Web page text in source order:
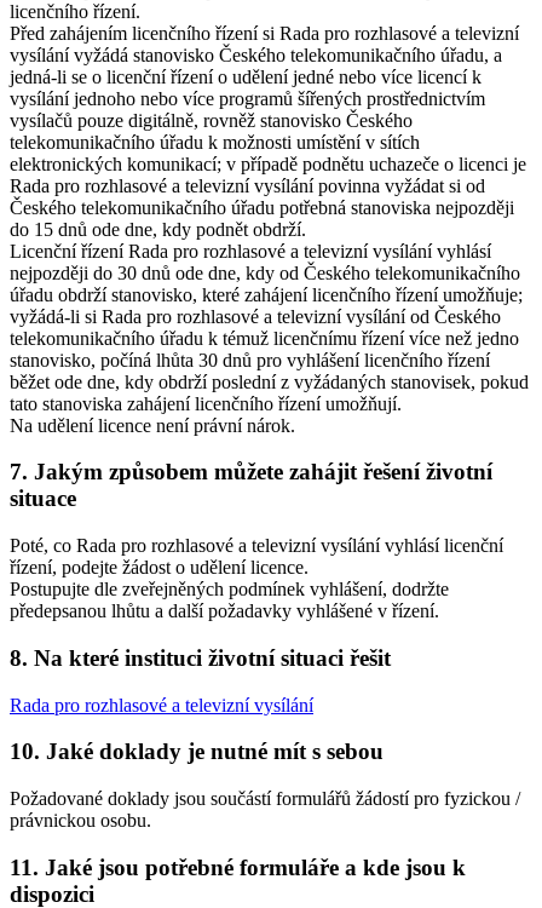
licenčního řízení.
Před zahájením licenčního řízení si Rada pro rozhlasové a televizní
vysílání vyžádá stanovisko Českého telekomunikačního úřadu, a
jedná-li se o licenční řízení o udělení jedné nebo více licencí k
vysílání jednoho nebo více programů šířených prostřednictvím
vysílačů pouze digitálně, rovněž stanovisko Českého
telekomunikačního úřadu k možnosti umístění v sítích
elektronických komunikací; v případě podnětu uchazeče o licenci je
Rada pro rozhlasové a televizní vysílání povinna vyžádat si od
Českého telekomunikačního úřadu potřebná stanoviska nejpozději
do 15 dnů ode dne, kdy podnět obdrží.
Licenční řízení Rada pro rozhlasové a televizní vysílání vyhlásí
nejpozději do 30 dnů ode dne, kdy od Českého telekomunikačního
úřadu obdrží stanovisko, které zahájení licenčního řízení umožňuje;
vyžádá-li si Rada pro rozhlasové a televizní vysílání od Českého
telekomunikačního úřadu k témuž licenčnímu řízení více než jedno
stanovisko, počíná lhůta 30 dnů pro vyhlášení licenčního řízení
běžet ode dne, kdy obdrží poslední z vyžádaných stanovisek, pokud
tato stanoviska zahájení licenčního řízení umožňují.
Na udělení licence není právní nárok.
7. Jakým způsobem můžete zahájit řešení životní
situace
Poté, co Rada pro rozhlasové a televizní vysílání vyhlásí licenční
řízení, podejte žádost o udělení licence.
Postupujte dle zveřejněných podmínek vyhlášení, dodržte
předepsanou lhůtu a další požadavky vyhlášené v řízení.
8. Na které instituci životní situaci řešit
Rada pro rozhlasové a televizní vysílání
10. Jaké doklady je nutné mít s sebou
Požadované doklady jsou součástí formulářů žádostí pro fyzickou /
právnickou osobu.
11. Jaké jsou potřebné formuláře a kde jsou k
dispozici